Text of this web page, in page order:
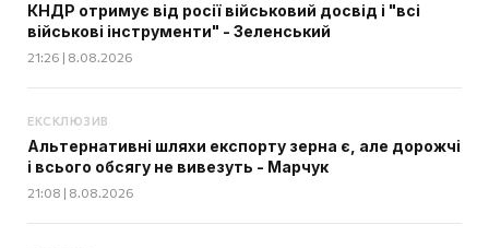
КНДР отримує від росії військовий досвід і "всі
військові інструменти" - Зеленський
21:26 | 8.08.2026
ЕКСКЛЮЗИВ
Альтернативні шляхи експорту зерна є, але дорожчі
і всього обсягу не вивезуть - Марчук
21:08 | 8.08.2026